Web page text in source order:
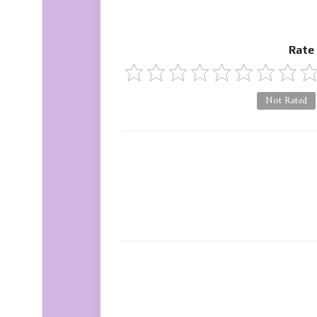
Not Rated